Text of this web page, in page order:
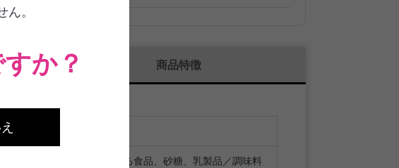
。
か？ 商品特徴
造）、乳等を主要原料とする食品、砂糖、乳製品／調味料